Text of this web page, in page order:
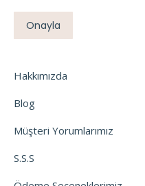
Onayla
Hakkımızda
Blog
Müşteri Yorumlarımız
S.S.S